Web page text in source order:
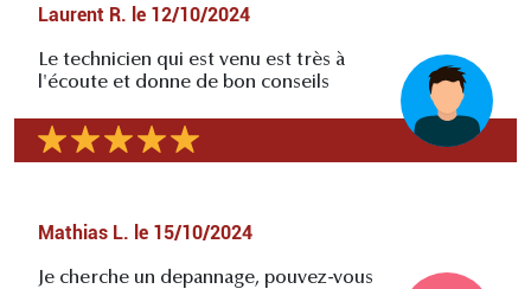
Laurent R. le 12/10/2024
Le technicien qui est venu est très à
l'écoute et donne de bon conseils
Mathias L. le 15/10/2024
Je cherche un depannage, pouvez-vous